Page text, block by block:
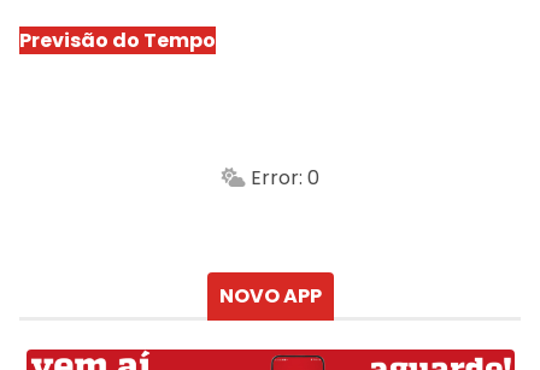
Previsão do Tempo
Min.
Error: 0
NOVO APP